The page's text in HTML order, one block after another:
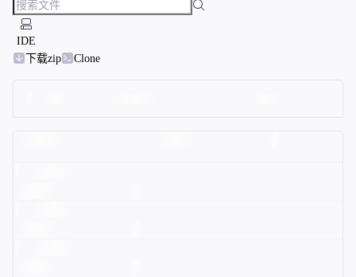
IDE
下载zip
Clone